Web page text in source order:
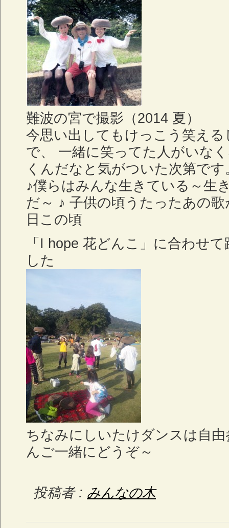
難波の宮で撮影（2014 夏）
今思い出してもけっこう笑え
で、 一緒に笑ってた人がいな
くんだなと気がついた次第です
♪僕らはみんな生きている～生
だ～ ♪ 子供の頃うたったあの
日この頃
「I hope 花どんこ」に合わせ
した
ちなみにしいたけダンスは自
んご一緒にどうぞ～
投稿者 : みんなの木